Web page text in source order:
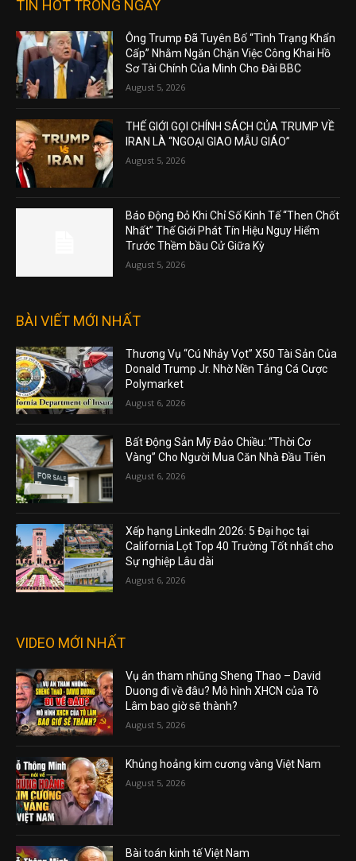
TIN HOT TRONG NGÀY
Ông Trump Đã Tuyên Bố “Tình Trạng Khẩn
Cấp” Nhằm Ngăn Chặn Việc Công Khai Hồ
Sơ Tài Chính Của Mình Cho Đài BBC
August 5, 2026
THẾ GIỚI GỌI CHÍNH SÁCH CỦA TRUMP VỀ
IRAN LÀ “NGOẠI GIAO MẪU GIÁO”
August 5, 2026
Báo Động Đỏ Khi Chỉ Số Kinh Tế “Then Chốt
Nhất” Thế Giới Phát Tín Hiệu Nguy Hiểm
Trước Thềm bầu Cử Giữa Kỳ
August 5, 2026
BÀI VIẾT MỚI NHẤT
Thương Vụ “Cú Nhảy Vọt” X50 Tài Sản Của
Donald Trump Jr. Nhờ Nền Tảng Cá Cược
Polymarket
August 6, 2026
Bất Động Sản Mỹ Đảo Chiều: “Thời Cơ
Vàng” Cho Người Mua Căn Nhà Đầu Tiên
August 6, 2026
Xếp hạng LinkedIn 2026: 5 Đại học tại
California Lọt Top 40 Trường Tốt nhất cho
Sự nghiệp Lâu dài
August 6, 2026
VIDEO MỚI NHẤT
Vụ án tham nhũng Sheng Thao – David
Duong đi về đâu? Mô hình XHCN của Tô
Lâm bao giờ sẽ thành?
August 5, 2026
Khủng hoảng kim cương vàng Việt Nam
August 5, 2026
Bài toán kinh tế Việt Nam